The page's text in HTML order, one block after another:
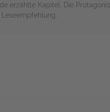
erzählte Kapitel. Die